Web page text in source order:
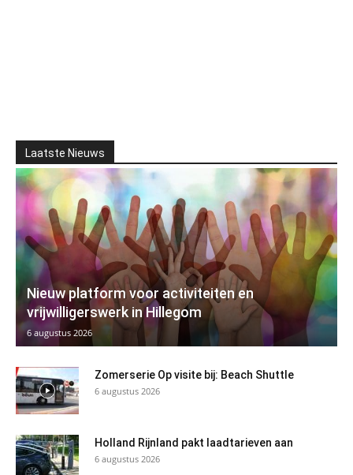
Laatste Nieuws
Nieuw platform voor activiteiten en
vrijwilligerswerk in Hillegom
6 augustus 2026
Zomerserie Op visite bij: Beach Shuttle
6 augustus 2026
Holland Rijnland pakt laadtarieven aan
6 augustus 2026